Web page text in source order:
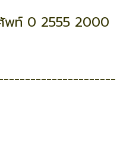
พท์ 0 2555 2000